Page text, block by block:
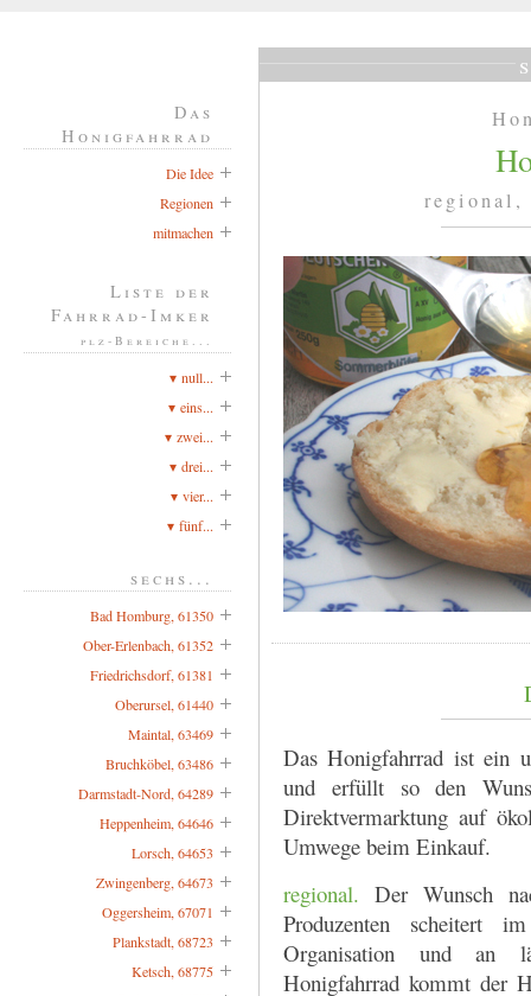
Das Honigfahrrad ist ein
und erfüllt so den
Direktvermarktung auf
Umwege beim Einkauf.
regional. Der Wunsch
Produzenten scheitert
Organisation und an
Honigfahrrad kommt der
Das
Honigfahrrad
Die Idee
Regionen
mitmachen
Liste der
Fahrrad-Imker
plz-Bereiche...
▾ null...
▾ eins...
▾ zwei...
▾ drei...
▾ vier...
▾ fünf...
sechs...
Bad Homburg, 61350
Ober-Erlenbach, 61352
Friedrichsdorf, 61381
Oberursel, 61440
Maintal, 63469
Bruchköbel, 63486
Darmstadt-Nord, 64289
Heppenheim, 64646
Lorsch, 64653
Zwingenberg, 64673
Oggersheim, 67071
Plankstadt, 68723
Ketsch, 68775